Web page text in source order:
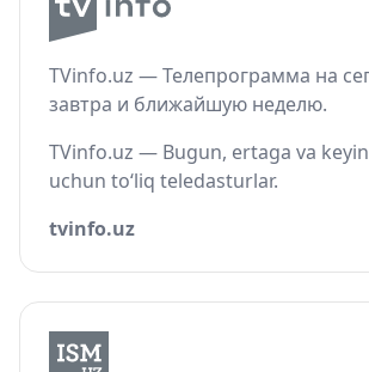
TVinfo.uz — Телепрограмма на
завтра и ближайшую неделю.
TVinfo.uz — Bugun, ertaga va
uchun to‘liq teledasturlar.
tvinfo.uz